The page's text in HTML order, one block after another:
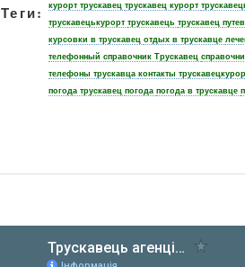
Теги: курорт трускавец трускавец курорт
трускавецькурорт трускавець трускавец
курсовки в трускавец отдых в трускавце
телефонный справочник Трускавец
телефоны трускавца контакты
погода трускавец погода погода в трускавце